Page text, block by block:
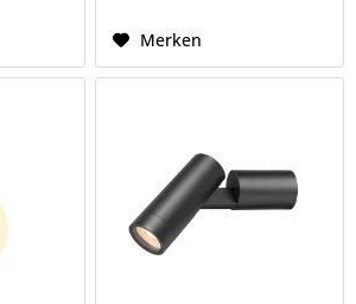
Merken